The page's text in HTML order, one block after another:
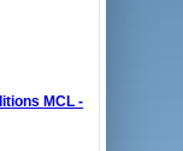
MCL -